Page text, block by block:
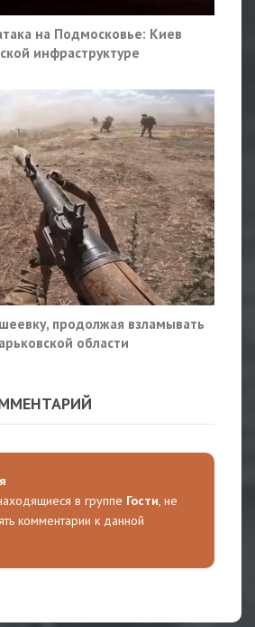
на Подмосковье: Киев
инфраструктуре
продолжая взламывать
области
в группе Гости, не
комментарии к данной